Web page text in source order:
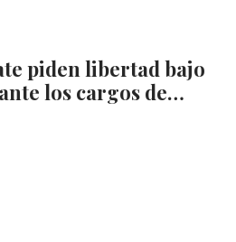
piden libertad bajo
los cargos de…